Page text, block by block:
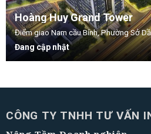
Hoàng Huy Grand Tower
Điểm giao Nam cầu Bính, Phường Sở
Đang cập nhật
CÔNG TY TNHH TƯ VẤN